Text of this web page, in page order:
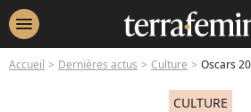
menu
Accueil Dernières actus Culture Oscars
CULTURE